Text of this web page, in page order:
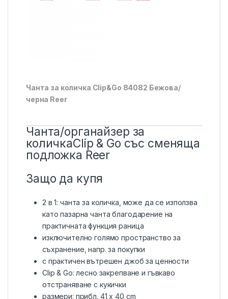
Чанта за количка Clip&Go 84082 Бежова/
черна Reer
Чанта/органайзер за
количкаClip & Go със сменяща
подложка Reer
Защо да купя
2 в 1: чанта за количка, може да се използва
като пазарна чанта благодарение на
практичната функция раница
изключително голямо пространство за
съхранение, напр. за покупки
с практичен вътрешен джоб за ценности
Clip & Go: лесно закрепване и гъвкаво
отстраняване с кукички
размери: прибл. 41 х 40 cm